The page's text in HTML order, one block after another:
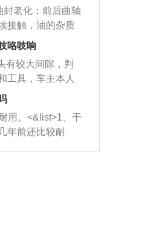
为积碳过多引起
催化器泡在草酸
解决，将清洗剂
混合后，车辆启
起进入到燃烧
，就可以让三元
管堵塞的情况就
样也要打相同的
强调要反复练
肉记忆，在真实
忆也能打好方
老化：前后曲轴
接触，油的杂质
化使其密封效果
漏油。<&list>2、
使活塞环与缸体
流入燃烧室中，
机油粘度。使用
样会有烧机油现
很好的流动性，
咯吱响
有较大间隙，判
工具，车主本人
送到修理厂或4s
套管防尘罩破
现象，使半轴磨
易损坏，产生异
转向胶套和球头
用。<&list>1、干
年前还比较耐